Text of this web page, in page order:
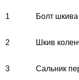
1 Болт шкива
2 Шкив
3 Сальник